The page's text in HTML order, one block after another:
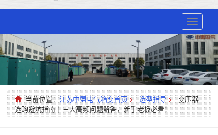
Toggle
当前位置：江苏中盟电气箱变首页 > 选型指导 > 变压器
选购避坑指南｜三大高频问题解答，新手老板必看！